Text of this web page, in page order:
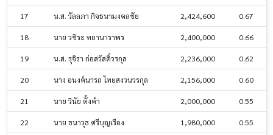
17 น.ส. วัลลภา กิจธนามงคลชัย 2,424,600 0.67
18 นาย วชิระ ทยานาราพร 2,400,000 0.66
19 น.ส. รุจิรา ก่อสวัสดิ์วรกุล 2,236,000 0.62
20 นาง อนงค์นารถ ไทยสงวนวรกุล 2,156,000 0.60
21 นาย วินัย ตั้งคำ 2,000,000 0.55
22 นาย ธนาวุธ ศรีบุญเรือง 1,980,000 0.55